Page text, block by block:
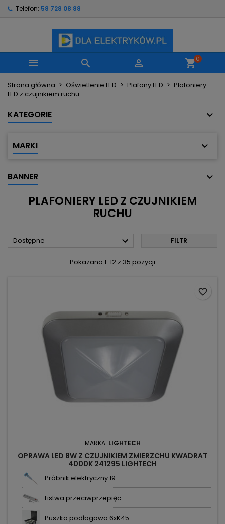
Telefon: 58 728 08 88
   shopping_cart0
Strona główna Oświetlenie LED Plafony LED
Plafoniery
LED z czujnikiem ruchu
KATEGORIE
MARKI
BANNER
PLAFONIERY LED Z CZUJNIKIEM
RUCHU
Dostępne  FILTR
Pokazano 1-12 z 35 pozycji
MARKA: LIGHTECH
OPRAWA LED 8W Z CZUJNIKIEM ZMIERZCHU KWADRAT
4000K 241295 LIGHTECH
Próbnik elektryczny 19...
Listwa przeciwprzepięc...
Puszka podłogowa 6xK45...
favorite_border
Utwórz nową listę
((confirmMessage))
Nazwa listy życzeń
Musisz być zalogowany by zapisać produkty na
swojej liście życzeń.
Anuluj Zaloguj się